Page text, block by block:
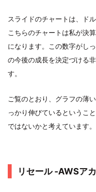
スライドのチャートは、ド
こちらのチャートは私が決
になります。この数字がし
の今後の成長を決定づける
す。
ご覧のとおり、グラフの薄
っかり伸びているというこ
ではないかと考えています。
リセール -AWSア